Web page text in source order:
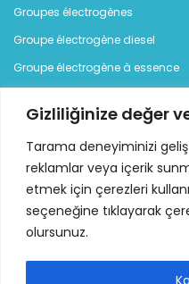
Gizliliğinize değer
Tarama deneyiminizi
reklamlar veya içerik
etmek için çerezleri
seçeneğine tıklayarak
olursunuz.
Groupes électrogènes
Groupe électrogène diesel
Groupe électrogène à essence
Contact
Istanbul Deri Organize
No:7 34957 Tuzla -
Téléphone : +90 216 313
Courrier :